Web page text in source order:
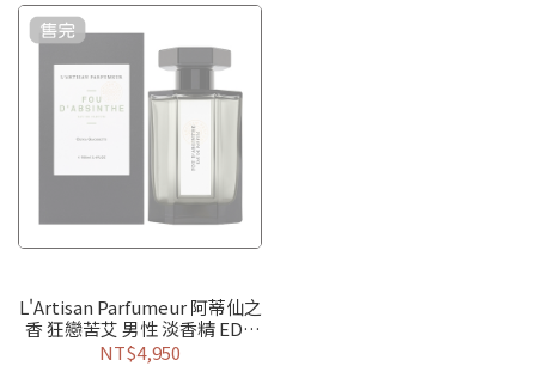
L'Artisan Parfumeur 阿蒂仙之
香 狂戀苦艾 男性 淡香精 EDP
100ml
NT$4,950